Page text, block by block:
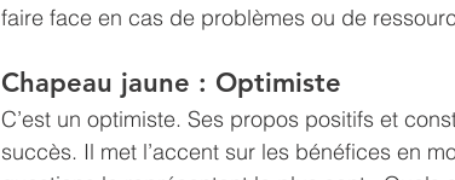
faire face en cas de problèmes ou de
Chapeau jaune : Optimiste
C’est un optimiste. Ses propos positifs et
succès. Il met l’accent sur les bénéfices en